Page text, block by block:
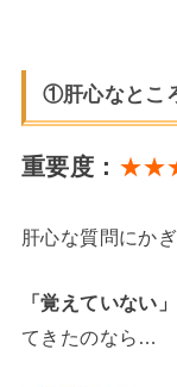
①肝心なとこ
重要度：
肝心な質問にかぎ
「覚えていない
てきたのなら…